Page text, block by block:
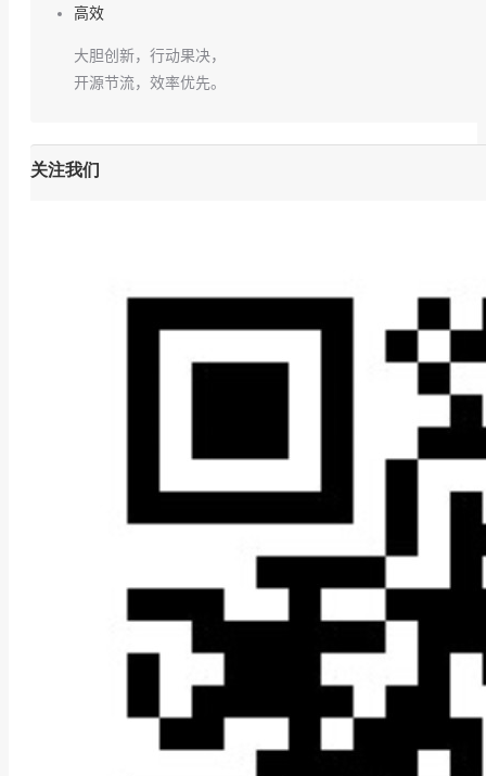
高效
大胆创新，行动果决，
开源节流，效率优先。
关注我们